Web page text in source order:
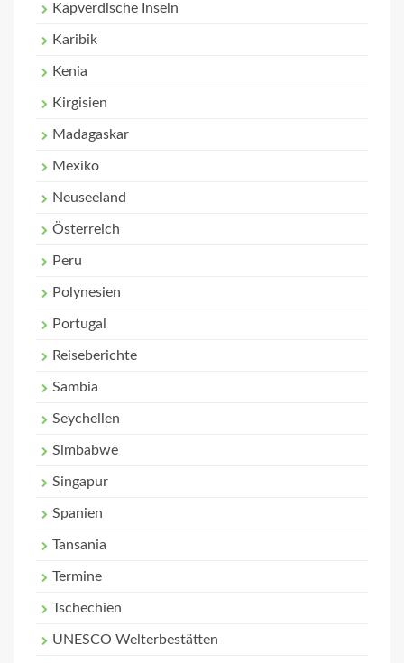
Kapverdische Inseln
Karibik
Kenia
Kirgisien
Madagaskar
Mexiko
Neuseeland
Österreich
Peru
Polynesien
Portugal
Reiseberichte
Sambia
Seychellen
Simbabwe
Singapur
Spanien
Tansania
Termine
Tschechien
UNESCO Welterbestätten